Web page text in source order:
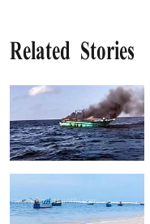
Related Stories